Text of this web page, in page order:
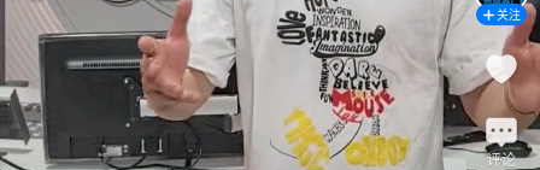
关注
评论